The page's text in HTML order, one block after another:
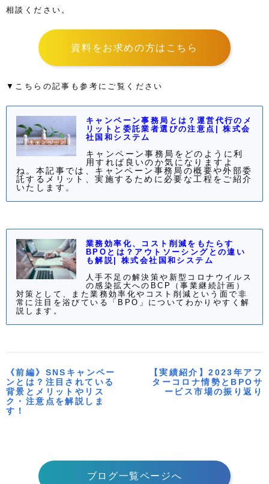
相談ください。
資料をお求めの方はこちら
▼こちらの記事も参考にご覧ください
キャンペーン事務局とは？運営代行のメ
リットと委託業者選びの注意点| 株式会
社国和システム
キャンペーン事務局をどのように利
用すれば良いのか気になりますよ
ね。本記事では、キャンペーン事務局の概要や外部委
託するメリット、実施するために必要な工程をご紹介
いたします。
業務効率化、コスト削減をもたらす
BPOとは？アウトソーシングとの違い
も解説| 株式会社国和システム
人手不足の解決策や新型コロナウイルス
の感染拡大へのBCP（事業継続計画）
対策として、また業務効率化やコスト削減という面で非
常に注目を浴びている「BPO」についてわかりやすく解
説します。
《前編》SNSキャンペー
ンとは？注目されている
背景とメリットやリス
ク・注意点を解説しま
す！
【実績紹介】2023年アフ
ターコロナ情勢とBPOサ
ービス市場の振り返り
ブログ一覧ページへ